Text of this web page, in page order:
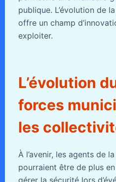
publique. L’évolution de
offre un champ
exploiter.
L’évolution
forces
les
À l’avenir, les agents de
pourraient être de plus